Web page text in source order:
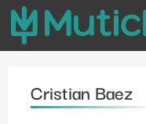
Cristian Baez